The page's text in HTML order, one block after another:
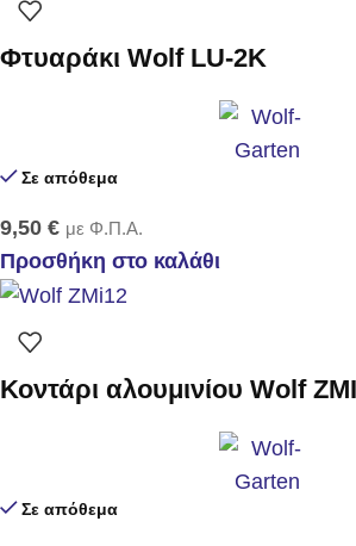
Φτυαράκι Wolf LU-2K
Σε απόθεμα
9,50 € με Φ.Π.Α.
Προσθήκη στο καλάθι
Κοντάρι αλουμινίου Wolf
Σε απόθεμα